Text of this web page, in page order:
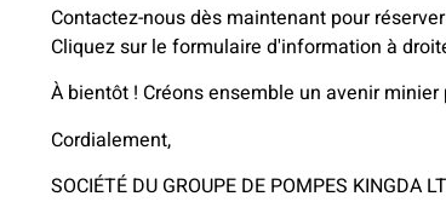
Contactez-nous dès maintenant pour
Cliquez sur le formulaire d'information à
À bientôt ! Créons ensemble un avenir
Cordialement,
SOCIÉTÉ DU GROUPE DE POMPES KINGDA